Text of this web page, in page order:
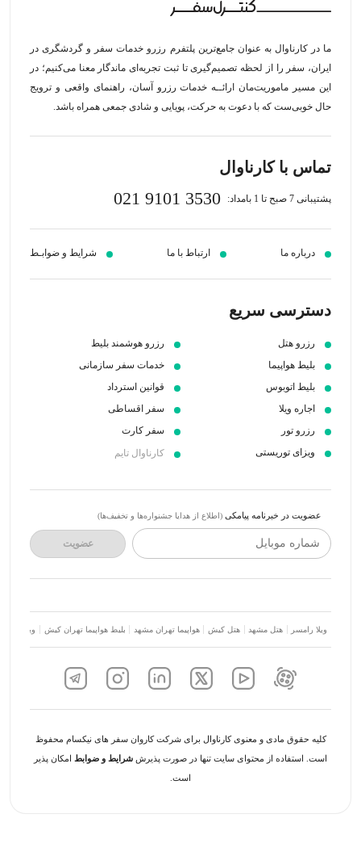
ما در کارناوال به عنوان جامع‌ترین پلتفرم رزرو خدمات سفر و گردشگری در
ایران، سفر را از لحظه‌ تصمیم‌گیری تا ثبت تجربه‌ای ماندگار معنا می‌کنیم؛ در
این مسیر‍ ماموریت‌مان اراﺋــﻪ خدمات رزرو آسان، راهنمای واقعی و ترویج
حال خوبی‌ست که با دعوت به حرکت، پویایی و شادی جمعی همراه باشد.
تماس با کارناوال
پشتیبانی 7 صبح تا 1 بامداد: 021 9101 3530
درباره ما ارتباط با ما شرایط و ضوابـط
دسترسی سریع
رزرو هتل
بلیط هواپیما
بلیط اتوبوس
اجاره ویلا
رزرو تور
ویزای توریستی
رزرو هوشمند بلیط
خدمات سفر سازمانی
قوانین استرداد
سفر اقساطی
سفر کارت
کارناوال تایم
عضویت در خبرنامه پیامکی (اطلاع از هدایا جشنواره‌ها و تخفیف‌ها)
شماره موبایل عضویت
ویلا رامسر هتل مشهد هتل کیش هواپیما تهران مشهد بلیط هواپیما تهران کیش ویلا شمال
کلیه حقوق مادی و معنوی کارناوال برای شرکت کاروان سفر های نیکسام محفوظ
است. استفاده از محتوای سایت تنها در صورت پذیرش شرایط و ضوابط امکان پذیر
است.